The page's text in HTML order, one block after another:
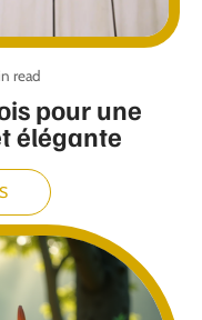
pour une
élégante
read